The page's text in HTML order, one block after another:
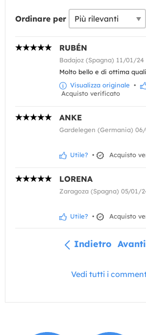
Ordinare per
RUBÉN
Badajoz (Spagna) 11/01/24
Molto bello e di ottima
Visualizza originale •
Acquisto verificato
ANKE
Gardelegen (Germania)
Utile? • Acquisto
LORENA
Zaragoza (Spagna) 05/01/
Utile? • Acquisto
Indietro Avanti
Vedi tutti i